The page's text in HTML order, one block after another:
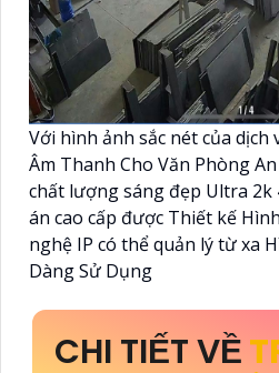
Với hình ảnh sắc nét của dịch
Âm Thanh Cho Văn Phòng
chất lượng sáng đẹp Ultra 2k
án cao cấp được Thiết kế
nghệ IP có thể quản lý từ xa
Dàng Sử Dụng
CHI TIẾT VỀ